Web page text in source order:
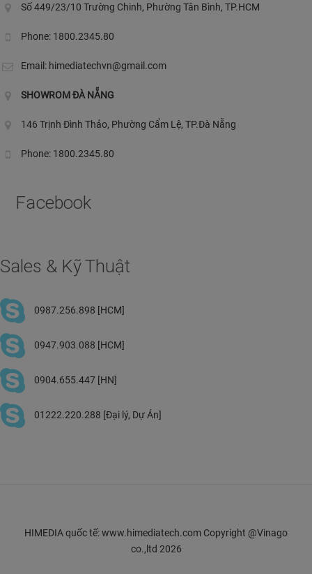
Số 449/23/10 Trường Chinh, Phường Tân Bình, TP.HCM
Phone: 1800.2345.80
Email: himediatechvn@gmail.com
SHOWROM ĐÀ NẴNG
146 Trịnh Đình Thảo, Phường Cẩm Lệ, TP.Đà Nẵng
Phone: 1800.2345.80
Facebook
Sales & Kỹ Thuật
0987.256.898 [HCM]
0947.903.088 [HCM]
0904.655.447 [HN]
01222.220.288 [Đại lý, Dự Án]
HIMEDIA quốc tế: www.himediatech.com Copyright @Vinago
co.,ltd 2026